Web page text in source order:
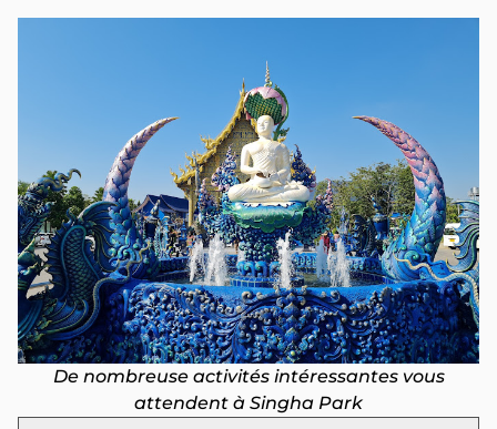
De nombreuse activités intéressantes vous
attendent à Singha Park